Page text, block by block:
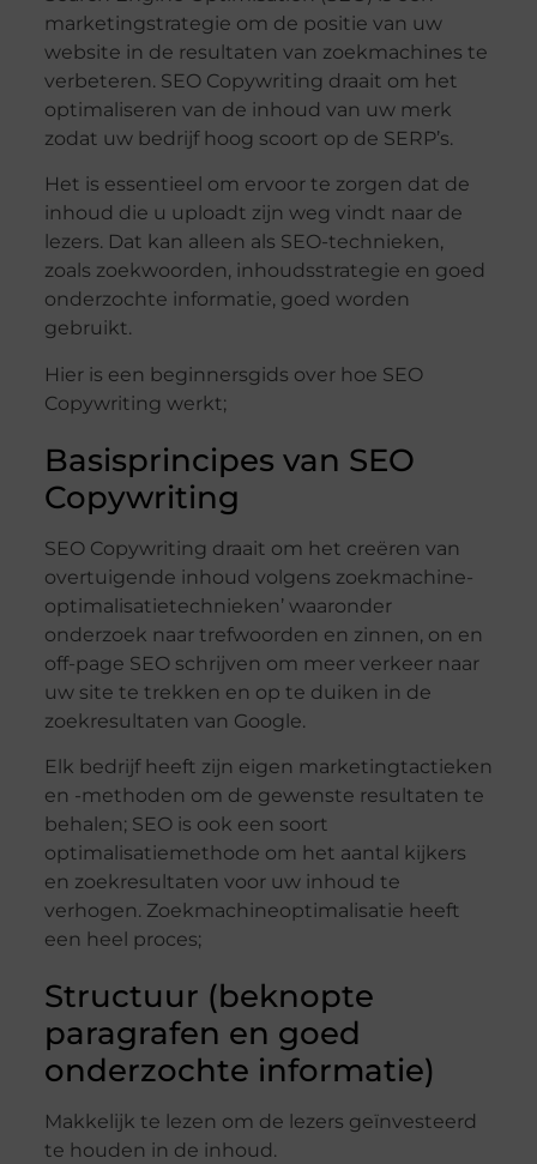
marketingstrategie om de positie van uw
website in de resultaten van zoekmachines te
verbeteren. SEO Copywriting draait om het
optimaliseren van de inhoud van uw merk
zodat uw bedrijf hoog scoort op de SERP’s.
Het is essentieel om ervoor te zorgen dat de
inhoud die u uploadt zijn weg vindt naar de
lezers. Dat kan alleen als SEO-technieken,
zoals zoekwoorden, inhoudsstrategie en goed
onderzochte informatie, goed worden
gebruikt.
Hier is een beginnersgids over hoe SEO
Copywriting werkt;
Basisprincipes van SEO
Copywriting
SEO Copywriting draait om het creëren van
overtuigende inhoud volgens zoekmachine-
optimalisatietechnieken’ waaronder
onderzoek naar trefwoorden en zinnen, on en
off-page SEO schrijven om meer verkeer naar
uw site te trekken en op te duiken in de
zoekresultaten van Google.
Elk bedrijf heeft zijn eigen marketingtactieken
en -methoden om de gewenste resultaten te
behalen; SEO is ook een soort
optimalisatiemethode om het aantal kijkers
en zoekresultaten voor uw inhoud te
verhogen. Zoekmachineoptimalisatie heeft
een heel proces;
Structuur (beknopte
paragrafen en goed
onderzochte informatie)
Makkelijk te lezen om de lezers geïnvesteerd
te houden in de inhoud.